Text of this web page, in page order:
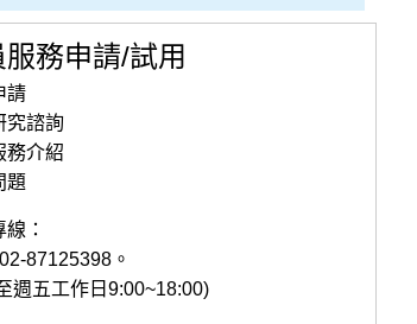
服務申請/試用
請
究諮詢
務介紹
題
：
87125398。
週五工作日9:00~18:00)